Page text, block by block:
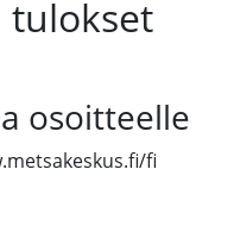
tulokset
osoitteelle
fi